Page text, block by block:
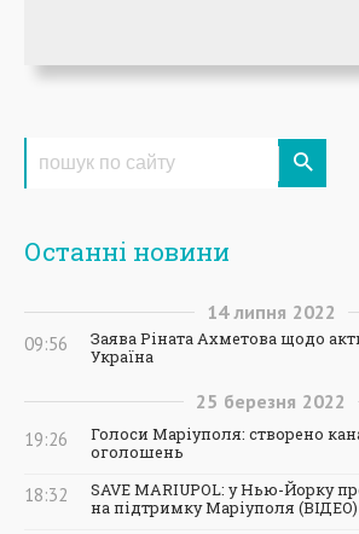
Останні новини
14 липня 2022
09:56
Заява Ріната Ахметова щодо
Україна
25 березня 2022
19:26
Голоси Маріуполя: створено
оголошень
18:32
SAVE MARIUPOL: у Нью-Йорку
на підтримку Маріуполя (ВІДЕО)